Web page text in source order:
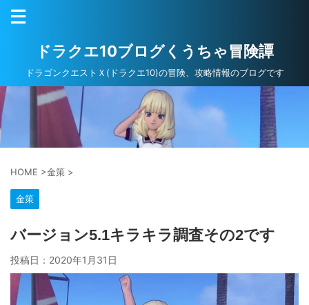
ドラクエ10ブログくうちゃ冒険譚
ドラゴンクエストＸ(ドラクエ10)の冒険、攻略情報のブログです
HOME >金策 >
金策
バージョン5.1キラキラ調査その2です
投稿日： 2020年1月31日